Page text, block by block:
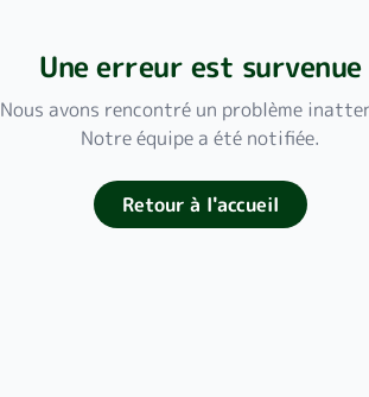
Une erreur est survenue
Nous avons rencontré un problème
Notre équipe a été notifiée.
Retour à l'accueil